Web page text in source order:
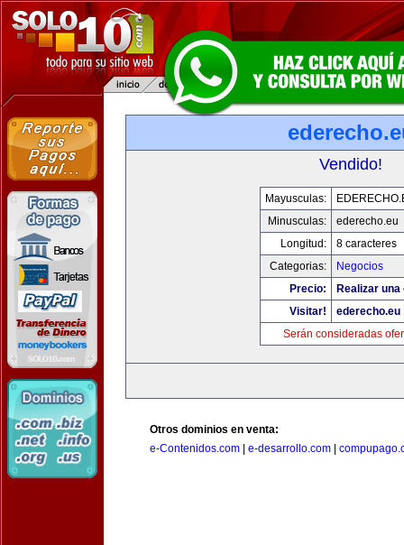
Vendido!
Mayusculas:
Minusculas:
ederecho.eu
Longitud:
8 caracteres
Categorias:
Negocios
Precio:
Realizar
Visitar!
ederecho.eu
Serán consideradas
Otros dominios en venta:
e-Contenidos.com
e-desarrollo.com